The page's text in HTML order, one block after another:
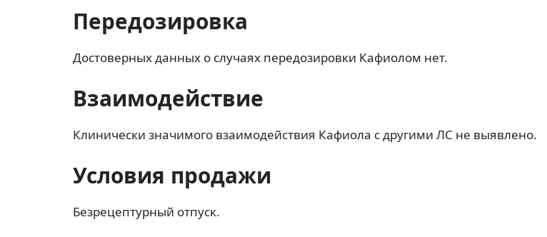
Передозировка
Достоверных данных о случаях передозировки Кафиолом нет.
Взаимодействие
Клинически значимого взаимодействия Кафиола с другими ЛС не выявлено.
Условия продажи
Безрецептурный отпуск.